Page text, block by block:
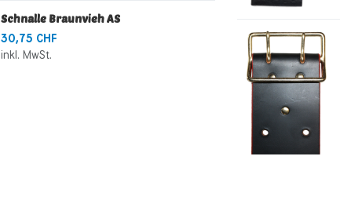
Schnalle Braunvieh AS
30,75 CHF
inkl. MwSt.